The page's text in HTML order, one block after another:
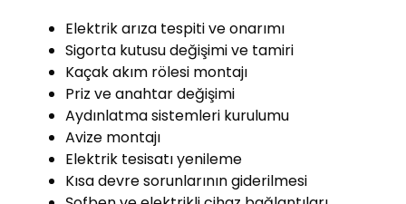
Elektrik arıza tespiti ve onarımı
Sigorta kutusu değişimi ve tamiri
Kaçak akım rölesi montajı
Priz ve anahtar değişimi
Aydınlatma sistemleri kurulumu
Avize montajı
Elektrik tesisatı yenileme
Kısa devre sorunlarının giderilmesi